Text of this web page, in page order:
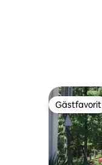
Gästfavorit
Gästfavorit